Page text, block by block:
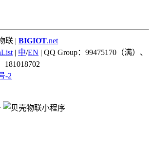
联 | BIGIOT.net
| 中/EN | QQ Group：99475170（满）、
181018702
-2